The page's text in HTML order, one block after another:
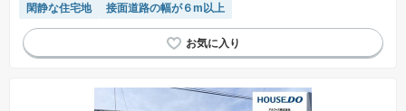
閑静な住宅地 接面道路の幅が６m以上